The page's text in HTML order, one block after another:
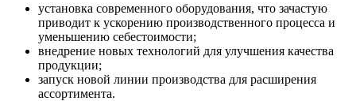
установка современного оборудования, что зачастую
приводит к ускорению производственного процесса и
уменьшению себестоимости;
внедрение новых технологий для улучшения качества
продукции;
запуск новой линии производства для расширения
ассортимента.